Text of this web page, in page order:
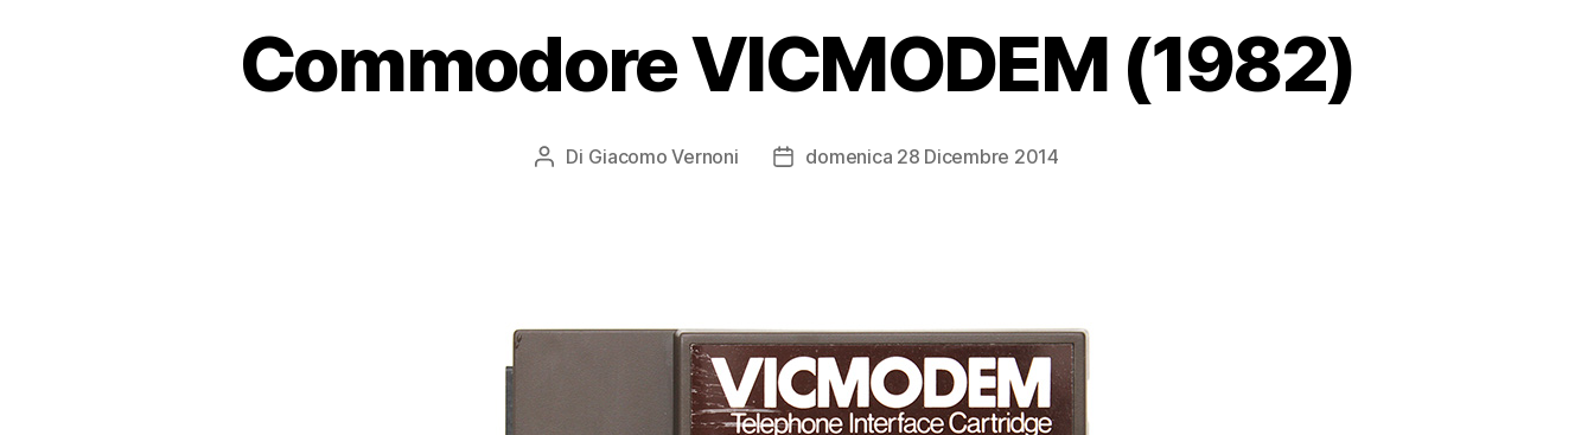
Commodore VICMODEM (1982)
Autore
Di Giacomo Vernoni
Datadomenica 28 Dicembre 2014